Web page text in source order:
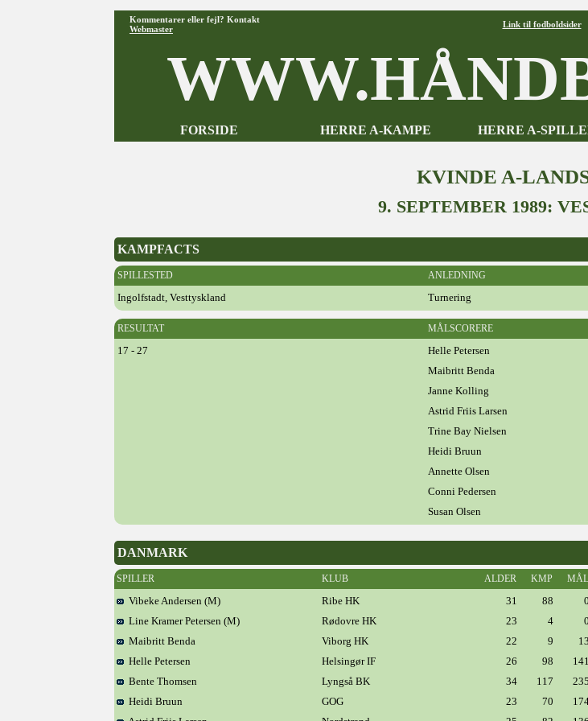
Kommentarer eller fejl? Kontakt
Webmaster
Link til fodboldsider
FORSIDE HERRE A-KAMPE HERRE A-
KVINDE A-
9. SEPTEMBER 1989:
KAMPFACTS
SPILLESTED ANLEDNING
Ingolfstadt, Vesttyskland Turnering
RESULTAT MÅLSCORERE
17 - 27 Helle Petersen
Maibritt Benda
Janne Kolling
Astrid Friis Larsen
Trine Bay Nielsen
Heidi Bruun
Annette Olsen
Conni Pedersen
Susan Olsen
DANMARK
SPILLER KLUB ALDER KMP MÅL
Vibeke Andersen (M) Ribe HK 31 88
0
Line Kramer Petersen (M)
Rødovre HK 23 4
0
Maibritt Benda
Viborg HK 22 9
13
Helle Petersen
Helsingør IF 26 98
141
Bente Thomsen
Lyngså BK 34 117
235
Heidi Bruun
GOG 23 70